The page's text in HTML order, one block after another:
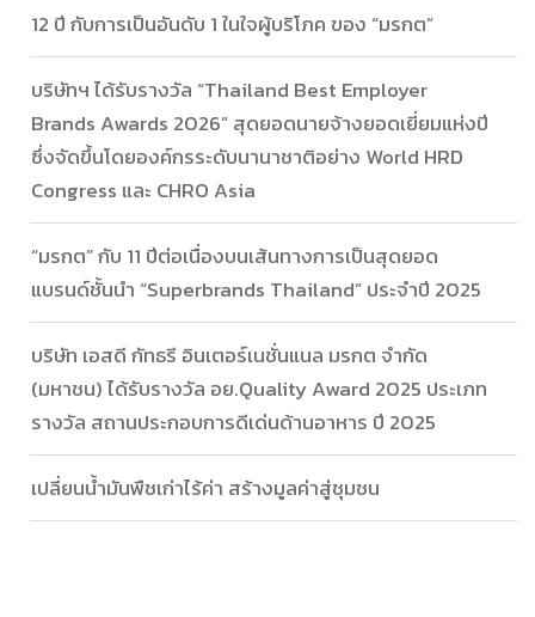
12 ปี กับการเป็นอันดับ 1 ในใจผู้บริโภค ของ “มรกต”
บริษัทฯ ได้รับรางวัล “Thailand Best Employer
Brands Awards 2026” สุดยอดนายจ้างยอดเยี่ยมแห่งปี
ซึ่งจัดขึ้นโดยองค์กรระดับนานาชาติอย่าง World HRD
Congress และ CHRO Asia
“มรกต” กับ 11 ปีต่อเนื่องบนเส้นทางการเป็นสุดยอด
แบรนด์ชั้นนำ “Superbrands Thailand” ประจำปี 2025
บริษัท เอสดี กัทธรี อินเตอร์เนชั่นแนล มรกต จำกัด
(มหาชน) ได้รับรางวัล อย.Quality Award 2025 ประเภท
รางวัล สถานประกอบการดีเด่นด้านอาหาร ปี 2025
เปลี่ยนน้ำมันพืชเก่าไร้ค่า สร้างมูลค่าสู่ชุมชน